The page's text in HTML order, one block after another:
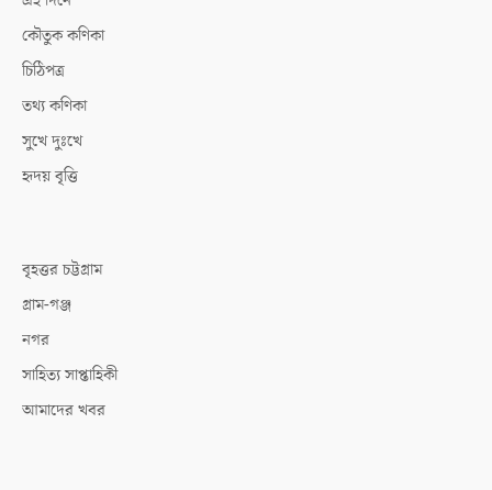
কৌতুক কণিকা
চিঠিপত্র
তথ্য কণিকা
সুখে দুঃখে
হৃদয় বৃত্তি
বৃহত্তর চট্টগ্রাম
গ্রাম-গঞ্জ
নগর
সাহিত্য সাপ্তাহিকী
আমাদের খবর